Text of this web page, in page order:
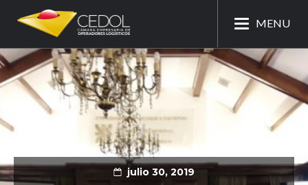
MENU
julio 30, 2019